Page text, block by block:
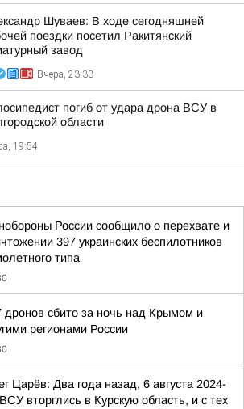
Шуваев: В ходе сегодняшней
поездки посетил Ракитянский
завод
Вчера, 23:33
погиб от удара дрона ВСУ в
области
19:54
России сообщило о перехвате и
397 украинских беспилотников
типа
дронов сбито за ночь над Крымом и
регионами России
Царёв: Два года назад, 6 августа 2024-
вторглись в Курскую область, и с тех